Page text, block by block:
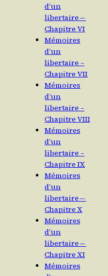
d’un
libertaire —
Chapitre VI
Mémoires
d’un
libertaire –
Chapitre VII
Mémoires
d’un
libertaire –
Chapitre VIII
Mémoires
d’un
libertaire –
Chapitre IX
Mémoires
d’un
libertaire —
Chapitre X
Mémoires
d’un
libertaire —
Chapitre XI
Mémoires